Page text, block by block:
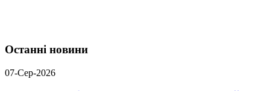
Останні новини
07-Сер-2026